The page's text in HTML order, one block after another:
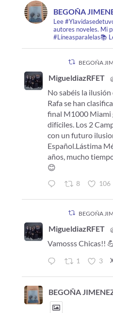
BEGOÑA
Lee
autores noveles. Mi
#Líneasparalelas📚
BEGOÑA
MigueldiazRFET
No sabéis la
Rafa se han
final M1000 Miami
difíciles. Los 2
con un futuro
Español.Lástima
años, mucho
😊
8 106
BEGOÑA
MigueldiazRFET
Vamosss Chicas!!
1 3
BEGOÑA